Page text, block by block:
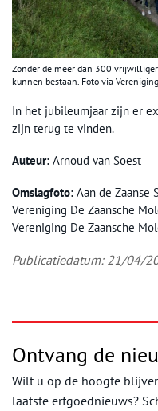
Zonder de meer dan 300
kunnen bestaan. Foto via
In het jubileumjaar zijn er
zijn terug te vinden.
Auteur: Arnoud van Soest
Omslagfoto: Aan de Zaanse
Vereniging De Zaansche
Vereniging De Zaansche
Publicatiedatum: 21/04/
Ontvang de
Wilt u op de hoogte
laatste erfgoednieuws?